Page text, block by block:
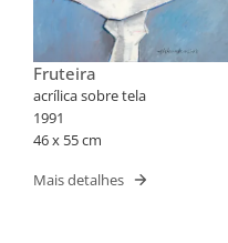
Fruteira
acrílica sobre tela
1991
46 x 55 cm
Mais detalhes